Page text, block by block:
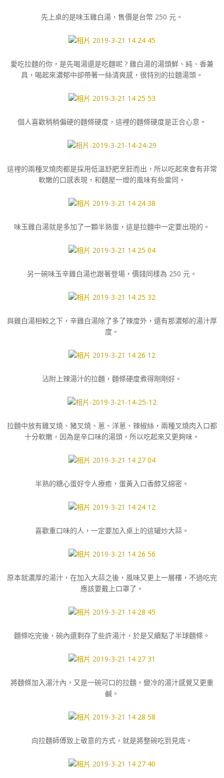
先上桌的是味玉雞白湯，售價是台幣 250 元。
愛吃拉麵的你，是先喝湯還是吃麵呢 ? 雞白湯的湯頭鮮、純、香兼
具，喝起來濃郁中卻帶著一絲清爽感，很特別的拉麵湯頭。
個人喜歡稍稍偏硬的麵條硬度，這裡的麵條硬度是正合心意。
這裡的兩種叉燒肉都是採用低溫舒肥烹飪而出，所以吃起來會有非常
軟嫩的口感表現，和麵屋一燈的風味有些雷同。
味玉雞白湯就是多加了一顆半熟蛋，這是拉麵中一定要出現的。
另一碗味玉辛雞白湯也跟著登場，價錢同樣為 250 元。
與雞白湯相較之下，辛雞白湯除了多了辣度外，還有那濃郁的湯汁厚
度。
沾附上辣湯汁的拉麵，麵條硬度煮得剛剛好。
拉麵中放有雞叉燒、豬叉燒、蔥、洋蔥、辣椒絲，兩種叉燒肉入口都
十分軟嫩，因為是辛口味的湯頭，所以吃起來又更夠味。
半熟的糖心蛋好令人療癒，蛋黃入口香醇又綿密。
喜歡重口味的人，一定要加入桌上的這罐炒大蒜。
原本就濃厚的湯汁，在加入大蒜之後，風味又更上一層樓，不過吃完
應該要戴上口罩了。
麵條吃完後，碗內還剩存了些許湯汁，於是又續點了半球麵條。
將麵條加入湯汁內，又是一碗可口的拉麵，變冷的湯汁感覺又更重
鹹。
向拉麵師傅致上敬意的方式，就是將整碗吃到見底。